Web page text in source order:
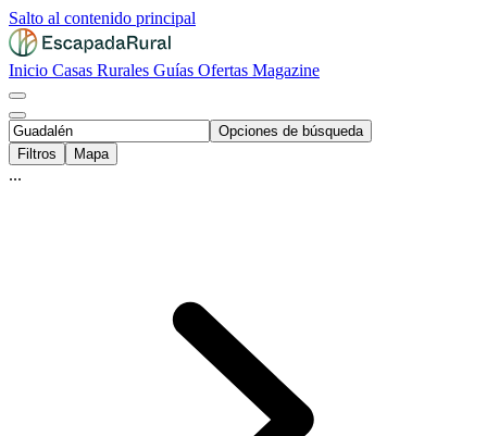
Salto al contenido principal
Inicio Casas Rurales Guías Ofertas Magazine
Opciones de búsqueda
Filtros
Mapa
...